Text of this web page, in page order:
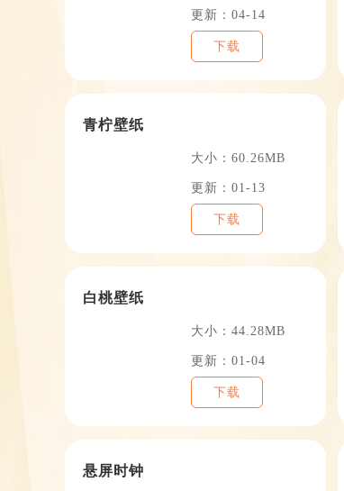
更新：04-14
下载
青柠壁纸
大小：60.26MB
更新：01-13
下载
白桃壁纸
大小：44.28MB
更新：01-04
下载
悬屏时钟